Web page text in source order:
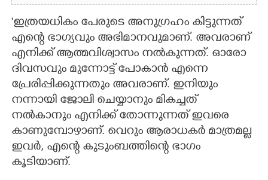
'ഇത്രയധികം പേരുടെ അനുഗ്രഹം കിട്ടുന്നത്
എന്റെ ഭാഗ്യവും അഭിമാനവുമാണ്. അവരാണ്
എനിക്ക് ആത്മവിശ്വാസം നൽകുന്നത്. ഓരോ
ദിവസവും മുന്നോട്ട് പോകാൻ എന്നെ
പ്രേരിപ്പിക്കുന്നതും അവരാണ്. ഇനിയും
നന്നായി ജോലി ചെയ്യാനും മികച്ചത്
നൽകാനും എനിക്ക് തോന്നുന്നത് ഇവരെ
കാണുമ്പോഴാണ്. വെറും ആരാധകർ മാത്രമല്ല
ഇവർ, എന്റെ കുടുംബത്തിന്റെ ഭാഗം
കൂടിയാണ്.